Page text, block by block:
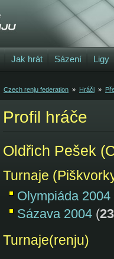
Profil hráče
Oldřich Pešek
Turnaje
Olympiáda 2004
Sázava 2004 (
Turnaje(renju)
Czech renju federation » Hráči »
Jak hrát Sázení Ligy